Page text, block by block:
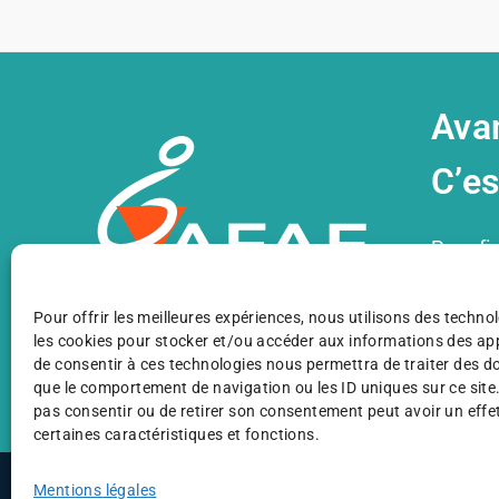
Pour offrir les meilleures expériences, nous utilisons des
les cookies pour stocker et/ou accéder aux informations des
de consentir à ces technologies nous permettra de traiter des
que le comportement de navigation ou les ID uniques sur ce
pas consentir ou de retirer son consentement peut avoir un
certaines caractéristiques et fonctions.
Mentions légales
Je fais un don
Pour
de
Grâce
*66%